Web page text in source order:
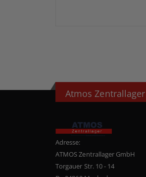
Atmos
Adresse:
ATMOS Zentrallager GmbH
Torgauer Str. 10 - 14